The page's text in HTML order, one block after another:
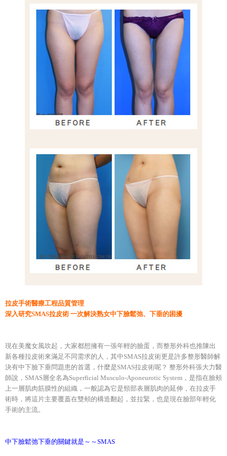
拉皮手術醫療工程品質管理
深入研究SMAS拉皮術 一次解決熟女中下臉鬆弛、下垂的困擾
現在美魔女風吹起，大家都想擁有一張年輕的臉蛋，而整形外科也推陳出
新各種拉皮術來滿足不同需求的人，其中SMAS拉皮術更是許多整形醫師解
決有中下臉下垂問題患的首選，什麼是SMAS拉皮術呢？ 整形外科張大力醫
師說，SMAS層全名為Superficial Musculo-Aponeurotic System，是指在臉頰
上一層肌肉筋膜性的組織，一般認為它是頸部表層肌肉的延伸，在拉皮手
術時，將這片主要覆蓋在雙頰的構造翻起，並拉緊，也是現在臉部年輕化
手術的主流。
中下臉鬆弛下垂的關鍵就是～～SMAS